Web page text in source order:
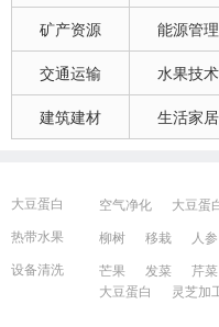
矿产资源 能源管理
交通运输 水果技术
建筑建材 生活家居
大豆蛋白 空气净化 大豆蛋
红花
芒果 红球
热带水果 柳树 移栽 人参
大豆蛋白
人参
宁波百姓网
镇江
设备清洗 芒果 发菜 芹菜
大豆蛋白
灵芝加